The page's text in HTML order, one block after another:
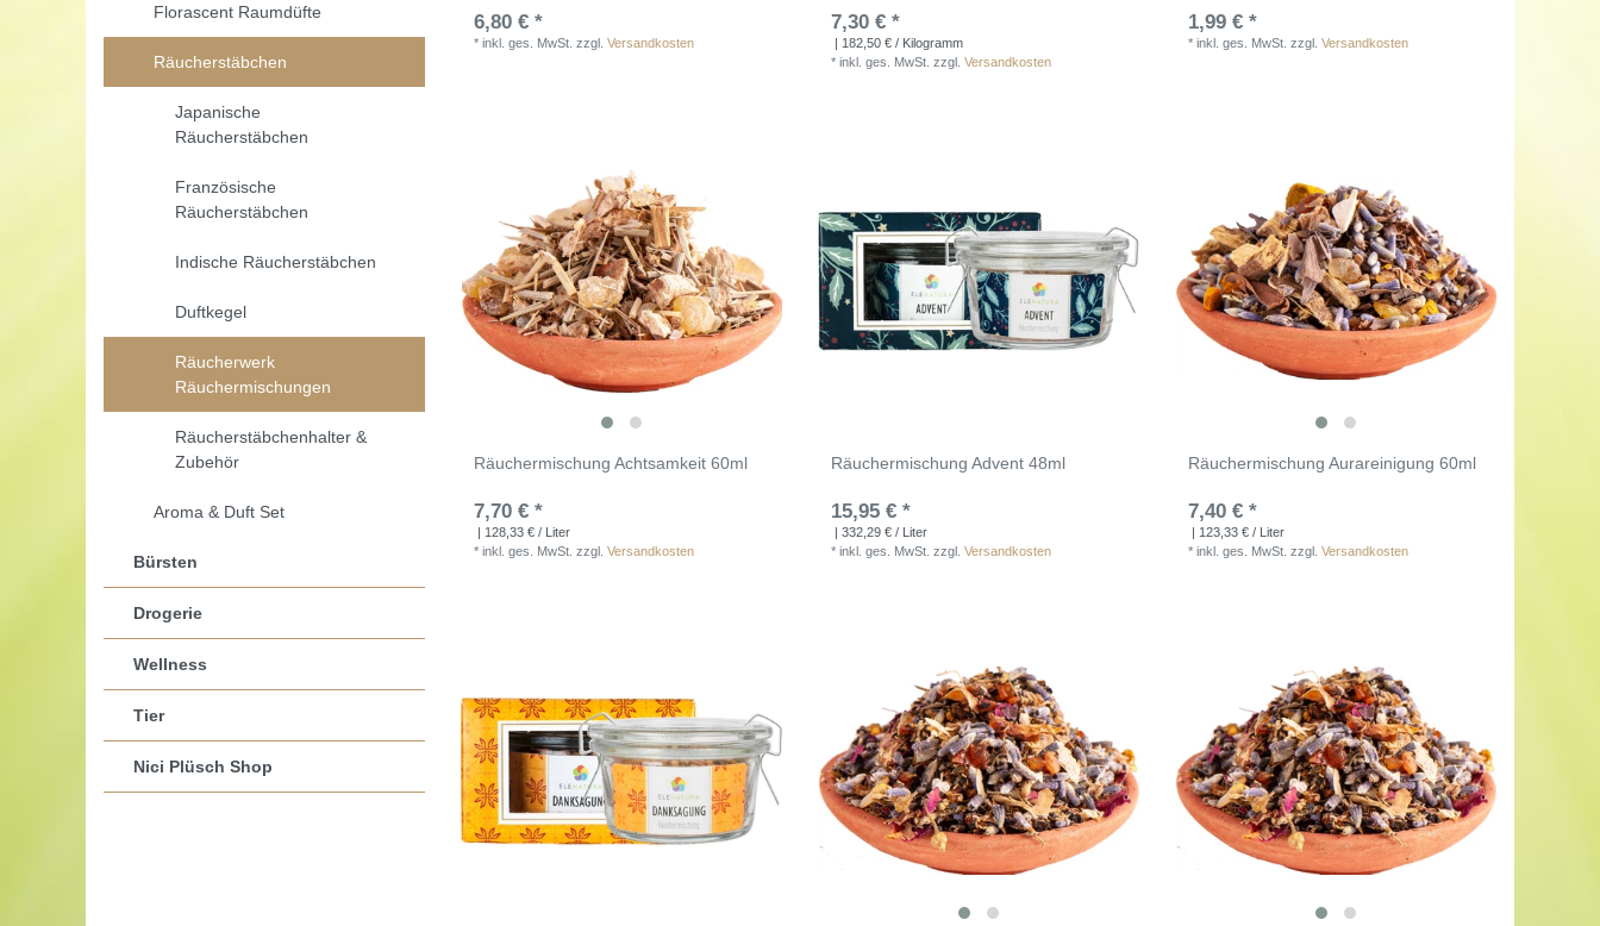
Florascent Raumdüfte
Räucherstäbchen
Japanische
Räucherstäbchen
Französische
Räucherstäbchen
Indische Räucherstäbchen
Duftkegel
Räucherwerk
Räuchermischungen
Räucherstäbchenhalter &
Zubehör
Aroma & Duft Set
Bürsten
Drogerie
Wellness
Tier
Nici Plüsch Shop
6,80 € *
*inkl. ges. MwSt. zzgl.Versandkosten
7,30 € *
| 182,50 € / Kilogramm
*inkl. ges. MwSt. zzgl.Versandkosten
1,99 € *
*inkl. ges. MwSt. zzgl.Versandkosten
Räuchermischung Achtsamkeit 60ml
7,70 € *
| 128,33 € / Liter
*inkl. ges. MwSt. zzgl.Versandkosten
Räuchermischung Advent 48ml
15,95 € *
| 332,29 € / Liter
*inkl. ges. MwSt. zzgl.Versandkosten
Räuchermischung Aurareinigung 60ml
7,40 € *
| 123,33 € / Liter
*inkl. ges. MwSt. zzgl.Versandkosten